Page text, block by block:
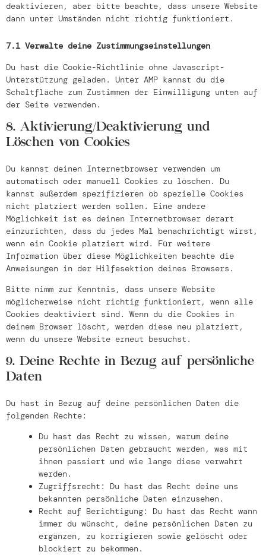
deaktivieren, aber bitte beachte, dass unsere Website
dann unter Umständen nicht richtig funktioniert.
7.1 Verwalte deine Zustimmungseinstellungen
Du hast die Cookie-Richtlinie ohne Javascript-
Unterstützung geladen. Unter AMP kannst du die
Schaltfläche zum Zustimmen der Einwilligung unten auf
der Seite verwenden.
8. Aktivierung/Deaktivierung und
Löschen von Cookies
Du kannst deinen Internetbrowser verwenden um
automatisch oder manuell Cookies zu löschen. Du
kannst außerdem spezifizieren ob spezielle Cookies
nicht platziert werden sollen. Eine andere
Möglichkeit ist es deinen Internetbrowser derart
einzurichten, dass du jedes Mal benachrichtigt wirst,
wenn ein Cookie platziert wird. Für weitere
Information über diese Möglichkeiten beachte die
Anweisungen in der Hilfesektion deines Browsers.
Bitte nimm zur Kenntnis, dass unsere Website
möglicherweise nicht richtig funktioniert, wenn alle
Cookies deaktiviert sind. Wenn du die Cookies in
deinem Browser löscht, werden diese neu platziert,
wenn du unsere Website erneut besuchst.
9. Deine Rechte in Bezug auf persönliche
Daten
Du hast in Bezug auf deine persönlichen Daten die
folgenden Rechte:
Du hast das Recht zu wissen, warum deine
persönlichen Daten gebraucht werden, was mit
ihnen passiert und wie lange diese verwahrt
werden.
Zugriffsrecht: Du hast das Recht deine uns
bekannten persönliche Daten einzusehen.
Recht auf Berichtigung: Du hast das Recht wann
immer du wünscht, deine persönlichen Daten zu
ergänzen, zu korrigieren sowie gelöscht oder
blockiert zu bekommen.